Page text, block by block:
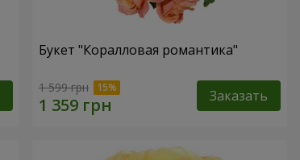
Букет "Коралловая романтика"
1 599 грн Заказать